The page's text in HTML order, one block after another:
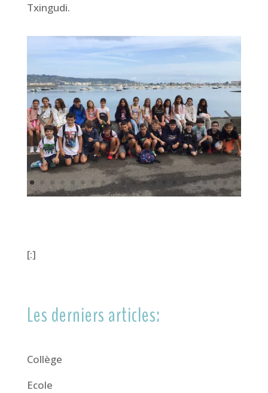
Txingudi.
[:]
Les derniers articles:
Collège
Ecole